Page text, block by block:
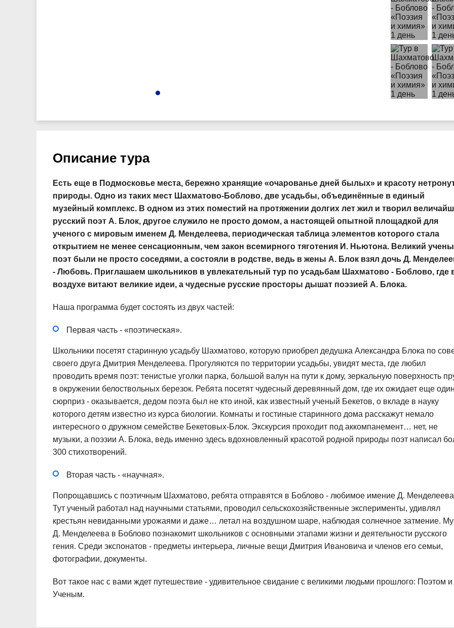
Описание тура
Есть еще в Подмосковье места, бережно хранящие «очарованье дней былых» и красоту
природы. Одно из таких мест Шахматово-Боблово, две усадьбы, объединённые в единый
музейный комплекс. В одном из этих поместий на протяжении долгих лет жил и творил
русский поэт А. Блок, другое служило не просто домом, а настоящей опытной площадкой для
ученого с мировым именем Д. Менделеева, периодическая таблица элементов которого стала
открытием не менее сенсационным, чем закон всемирного тяготения И. Ньютона. Великий
поэт были не просто соседями, а состояли в родстве, ведь в жены А. Блок взял дочь Д.
- Любовь. Приглашаем школьников в увлекательный тур по усадьбам Шахматово - Боблово, где
воздухе витают великие идеи, а чудесные русские просторы дышат поэзией А. Блока.
Наша программа будет состоять из двух частей:
Первая часть - «поэтическая».
Школьники посетят старинную усадьбу Шахматово, которую приобрел дедушка Александра Блока по
своего друга Дмитрия Менделеева. Прогуляются по территории усадьбы, увидят места, где любил
проводить время поэт: тенистые уголки парка, большой валун на пути к дому, зеркальную поверхность
в окружении белоствольных березок. Ребята посетят чудесный деревянный дом, где их ожидает еще один
сюрприз - оказывается, дедом поэта был не кто иной, как известный ученый Бекетов, о вкладе в науку
которого детям известно из курса биологии. Комнаты и гостиные старинного дома расскажут немало
интересного о дружном семействе Бекетовых-Блок. Экскурсия проходит под аккомпанемент… нет, не
музыки, а поэзии А. Блока, ведь именно здесь вдохновленный красотой родной природы поэт написал
300 стихотворений.
Вторая часть - «научная».
Попрощавшись с поэтичным Шахматово, ребята отправятся в Боблово - любимое имение Д.
Тут ученый работал над научными статьями, проводил сельскохозяйственные эксперименты, удивлял
крестьян невиданными урожаями и даже… летал на воздушном шаре, наблюдая солнечное затмение.
Д. Менделеева в Боблово познакомит школьников с основными этапами жизни и деятельности русского
гения. Среди экспонатов - предметы интерьера, личные вещи Дмитрия Ивановича и членов его семьи,
фотографии, документы.
Вот такое нас с вами ждет путешествие - удивительное свидание с великими людьми прошлого: Поэтом и
Ученым.